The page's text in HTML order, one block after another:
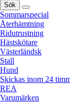
Sök
Sommarspecial
Återhämtning
Ridutrustning
Hästskötare
Västerländsk
Stall
Hund
Skickas inom 24
REA
Varumärken